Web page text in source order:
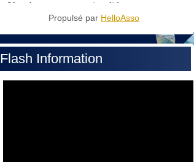
Propulsé par HelloAsso
Flash Information